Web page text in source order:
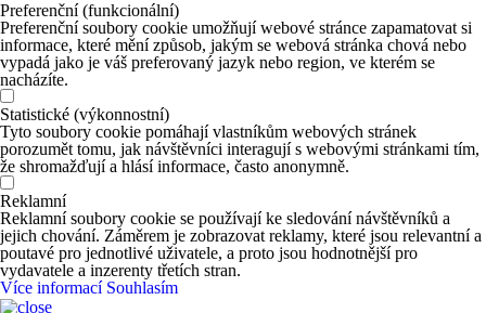
Preferenční (funkcionální)
Preferenční soubory cookie umožňují webové stránce zapamatovat si
informace, které mění způsob, jakým se webová stránka chová nebo
vypadá jako je váš preferovaný jazyk nebo region, ve kterém se
nacházíte.
Statistické (výkonnostní)
Tyto soubory cookie pomáhají vlastníkům webových stránek
porozumět tomu, jak návštěvníci interagují s webovými stránkami tím,
že shromažďují a hlásí informace, často anonymně.
Reklamní
Reklamní soubory cookie se používají ke sledování návštěvníků a
jejich chování. Záměrem je zobrazovat reklamy, které jsou relevantní a
poutavé pro jednotlivé uživatele, a proto jsou hodnotnější pro
vydavatele a inzerenty třetích stran.
Více informací Souhlasím